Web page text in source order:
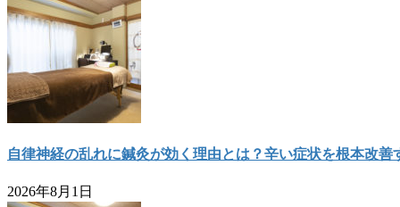
自律神経の乱れに鍼灸が効く理由とは？辛い症状を根本改善
2026年8月1日